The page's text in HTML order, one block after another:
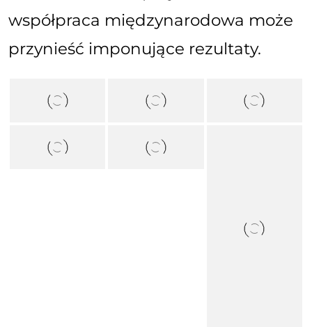
współpraca międzynarodowa może
przynieść imponujące rezultaty.